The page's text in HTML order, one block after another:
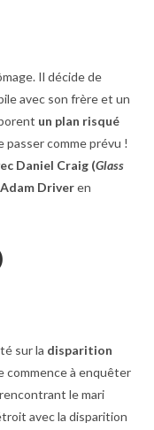
Il décide de
avec son frère et un
un plan risqué
passer comme prévu !
Daniel Craig (Glass
Driveren
sur la disparition
commence à enquêter
le mari
avec la disparition